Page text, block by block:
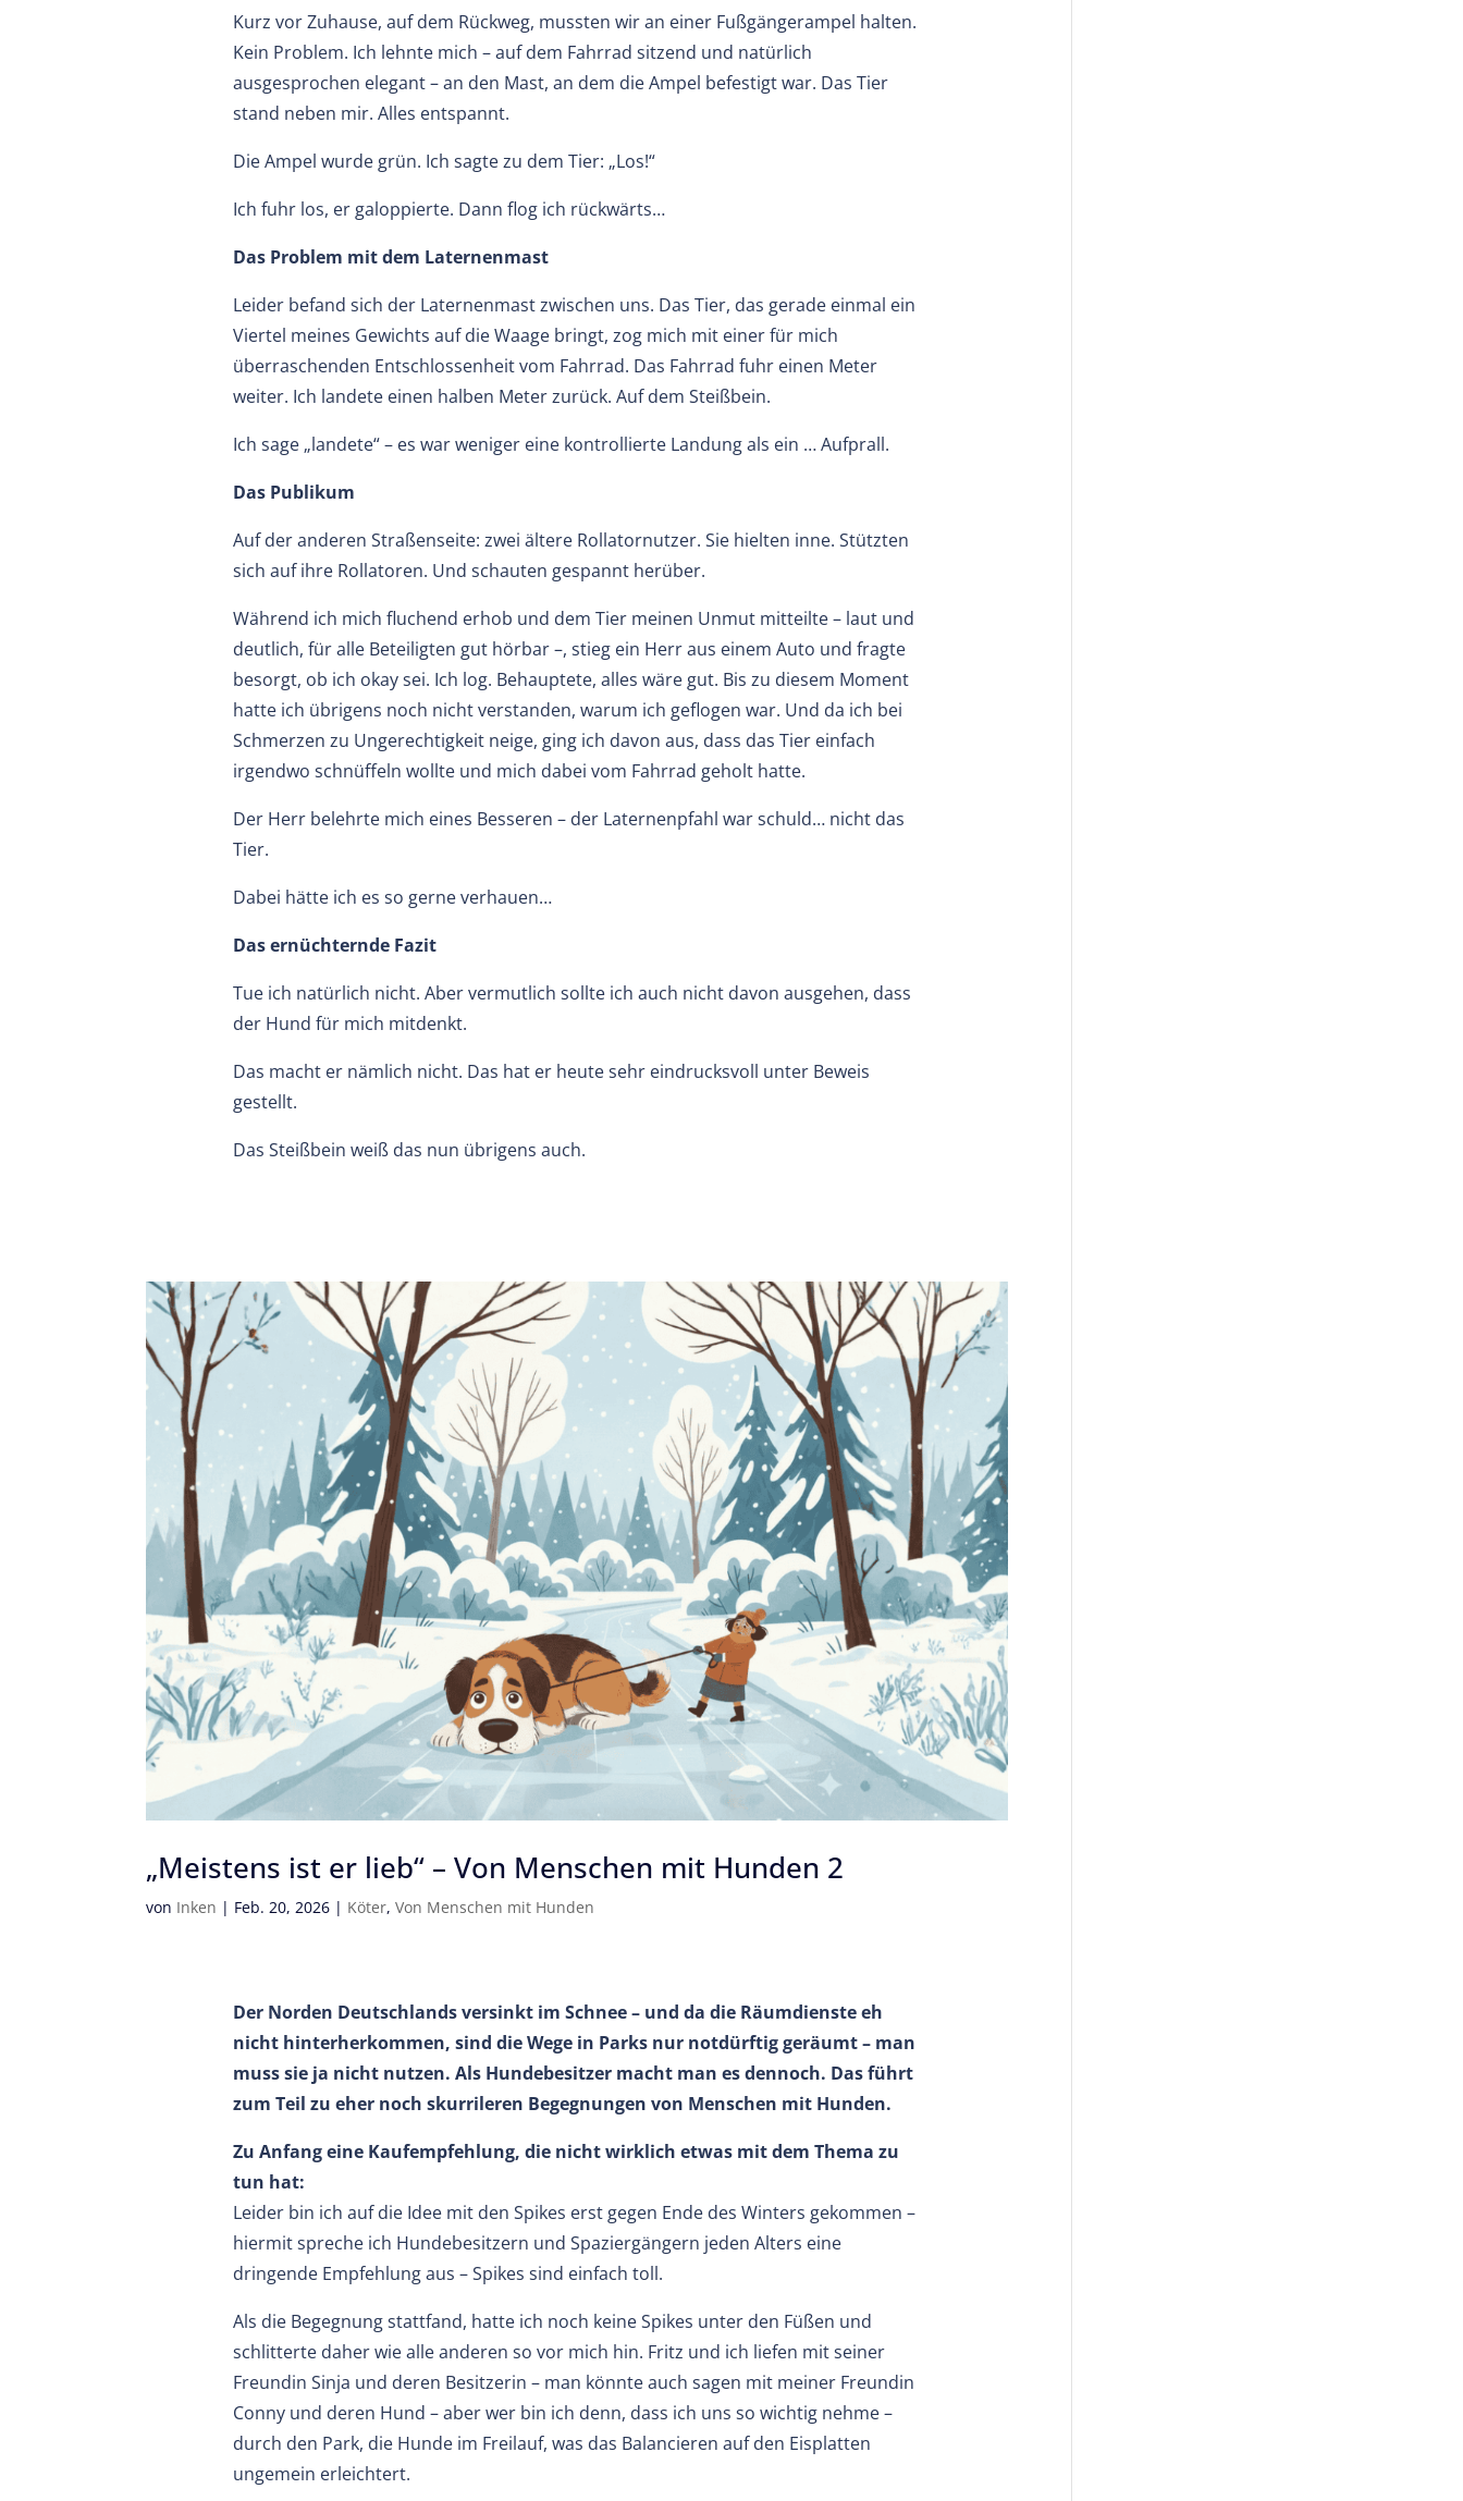
Kurz vor Zuhause, auf dem Rückweg, mussten wir an einer Fußgängerampel halten.
Kein Problem. Ich lehnte mich – auf dem Fahrrad sitzend und natürlich
ausgesprochen elegant – an den Mast, an dem die Ampel befestigt war. Das Tier
stand neben mir. Alles entspannt.
Die Ampel wurde grün. Ich sagte zu dem Tier: „Los!“
Ich fuhr los, er galoppierte. Dann flog ich rückwärts…
Das Problem mit dem Laternenmast
Leider befand sich der Laternenmast zwischen uns. Das Tier, das gerade einmal ein
Viertel meines Gewichts auf die Waage bringt, zog mich mit einer für mich
überraschenden Entschlossenheit vom Fahrrad. Das Fahrrad fuhr einen Meter
weiter. Ich landete einen halben Meter zurück. Auf dem Steißbein.
Ich sage „landete“ – es war weniger eine kontrollierte Landung als ein … Aufprall.
Das Publikum
Auf der anderen Straßenseite: zwei ältere Rollatornutzer. Sie hielten inne. Stützten
sich auf ihre Rollatoren. Und schauten gespannt herüber.
Während ich mich fluchend erhob und dem Tier meinen Unmut mitteilte – laut und
deutlich, für alle Beteiligten gut hörbar –, stieg ein Herr aus einem Auto und fragte
besorgt, ob ich okay sei. Ich log. Behauptete, alles wäre gut. Bis zu diesem Moment
hatte ich übrigens noch nicht verstanden, warum ich geflogen war. Und da ich bei
Schmerzen zu Ungerechtigkeit neige, ging ich davon aus, dass das Tier einfach
irgendwo schnüffeln wollte und mich dabei vom Fahrrad geholt hatte.
Der Herr belehrte mich eines Besseren – der Laternenpfahl war schuld… nicht das
Tier.
Dabei hätte ich es so gerne verhauen…
Das ernüchternde Fazit
Tue ich natürlich nicht. Aber vermutlich sollte ich auch nicht davon ausgehen, dass
der Hund für mich mitdenkt.
Das macht er nämlich nicht. Das hat er heute sehr eindrucksvoll unter Beweis
gestellt.
Das Steißbein weiß das nun übrigens auch.
„Meistens ist er lieb“ – Von Menschen mit Hunden 2
von Inken | Feb. 20, 2026 | Köter,Von Menschen mit Hunden
Der Norden Deutschlands versinkt im Schnee – und da die Räumdienste eh
nicht hinterherkommen, sind die Wege in Parks nur notdürftig geräumt – man
muss sie ja nicht nutzen. Als Hundebesitzer macht man es dennoch. Das führt
zum Teil zu eher noch skurrileren Begegnungen von Menschen mit Hunden.
Zu Anfang eine Kaufempfehlung, die nicht wirklich etwas mit dem Thema zu
tun hat:
Leider bin ich auf die Idee mit den Spikes erst gegen Ende des Winters gekommen –
hiermit spreche ich Hundebesitzern und Spaziergängern jeden Alters eine
dringende Empfehlung aus – Spikes sind einfach toll.
Als die Begegnung stattfand, hatte ich noch keine Spikes unter den Füßen und
schlitterte daher wie alle anderen so vor mich hin. Fritz und ich liefen mit seiner
Freundin Sinja und deren Besitzerin – man könnte auch sagen mit meiner Freundin
Conny und deren Hund – aber wer bin ich denn, dass ich uns so wichtig nehme –
durch den Park, die Hunde im Freilauf, was das Balancieren auf den Eisplatten
ungemein erleichtert.